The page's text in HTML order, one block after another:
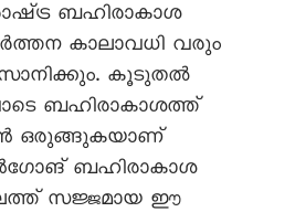
ബഹിരാകാശ
കാലാവധി വരും
കൂടുതൽ
ബഹിരാകാശത്ത്‌
ഒരുങ്ങുകയാണ്‌
ബഹിരാകാശ
സജ്ജമായ ഈ